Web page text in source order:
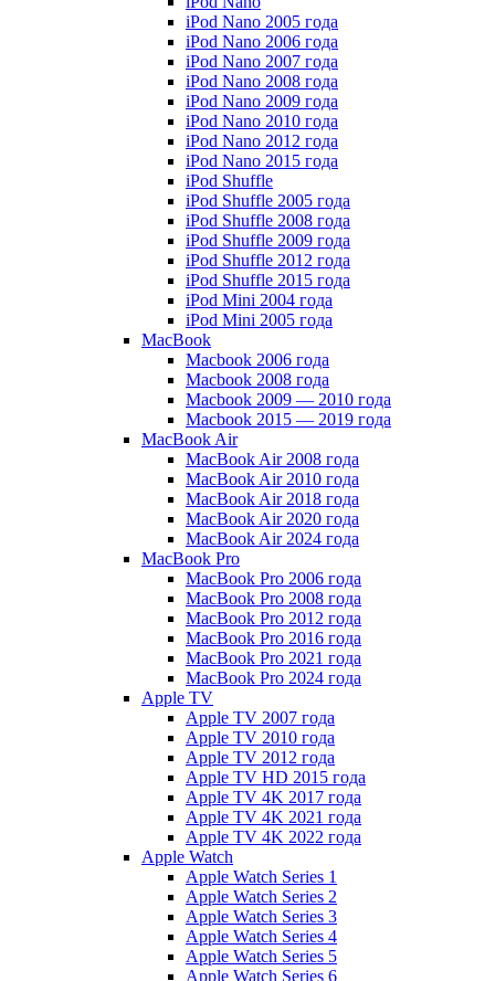
iPod Nano 2005 года
iPod Nano 2006 года
iPod Nano 2007 года
iPod Nano 2008 года
iPod Nano 2009 года
iPod Nano 2010 года
iPod Nano 2012 года
iPod Nano 2015 года
iPod Shuffle
iPod Shuffle 2005 года
iPod Shuffle 2008 года
iPod Shuffle 2009 года
iPod Shuffle 2012 года
iPod Shuffle 2015 года
iPod Mini 2004 года
iPod Mini 2005 года
MacBook
Macbook 2006 года
Macbook 2008 года
Macbook 2009 — 2010 года
Macbook 2015 — 2019 года
MacBook Air
MacBook Air 2008 года
MacBook Air 2010 года
MacBook Air 2018 года
MacBook Air 2020 года
MacBook Air 2024 года
MacBook Pro
MacBook Pro 2006 года
MacBook Pro 2008 года
MacBook Pro 2012 года
MacBook Pro 2016 года
MacBook Pro 2021 года
MacBook Pro 2024 года
Apple TV
Apple TV 2007 года
Apple TV 2010 года
Apple TV 2012 года
Apple TV HD 2015 года
Apple TV 4K 2017 года
Apple TV 4K 2021 года
Apple TV 4K 2022 года
Apple Watch
Apple Watch Series 1
Apple Watch Series 2
Apple Watch Series 3
Apple Watch Series 4
Apple Watch Series 5
Apple Watch Series 6